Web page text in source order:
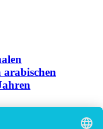
arabischen